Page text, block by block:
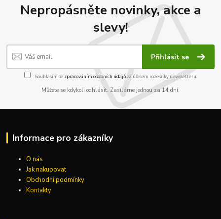
Nepropásněte novinky, akce a
slevy!
Přihlásit se
Souhlasím se zpracováním osobních údajůza účelem rozesílky newsletteru.
Můžete se kdykoli odhlásit. Zasíláme jednou za 14 dní.
Informace pro zákazníky
O nás
Jak nakupovat
Obchodní podmínky
Kontakty